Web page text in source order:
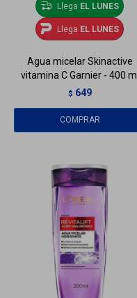
Llega EL LUNES
Llega EL LUNES
Agua micelar Skinactive
vitamina C Garnier - 400 ml
$ 649